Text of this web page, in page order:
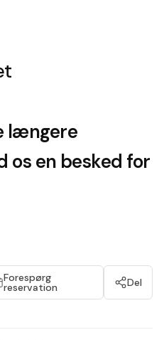
længere
os en besked for
Forespørg
reservation Del